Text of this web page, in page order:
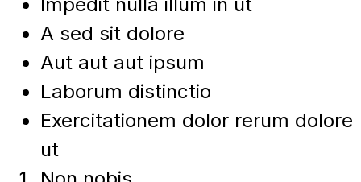
A sed sit dolore
Aut aut aut ipsum
Laborum distinctio
Exercitationem dolor rerum dolore
ut